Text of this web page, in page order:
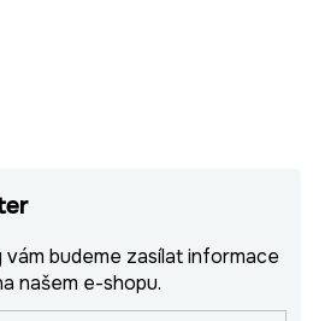
budeme zasílat informace
našem e-shopu.